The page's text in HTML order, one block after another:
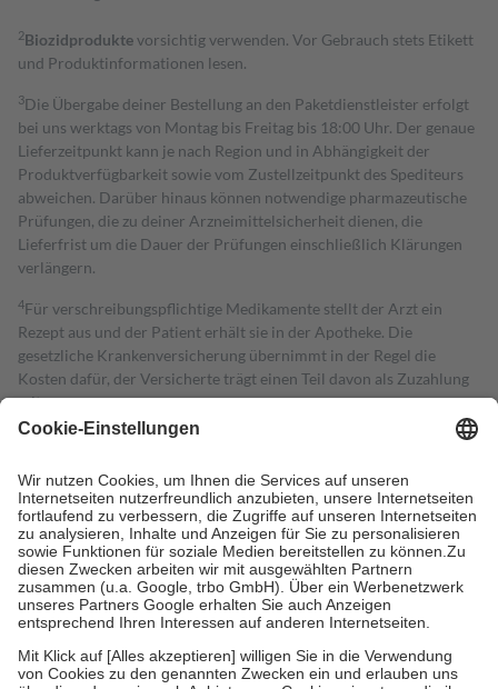
2Biozidproduktevorsichtig verwenden. Vor Gebrauch stets Etikett
und Produktinformationen lesen.
3Die Übergabe deiner Bestellung an den Paketdienstleister erfolgt
bei uns werktags von Montag bis Freitag bis 18:00 Uhr. Der genaue
Lieferzeitpunkt kann je nach Region und in Abhängigkeit der
Produktverfügbarkeit sowie vom Zustellzeitpunkt des Spediteurs
abweichen. Darüber hinaus können notwendige pharmazeutische
Prüfungen, die zu deiner Arzneimittelsicherheit dienen, die
Lieferfrist um die Dauer der Prüfungen einschließlich Klärungen
verlängern.
4Für verschreibungspflichtige Medikamente stellt der Arzt ein
Rezept aus und der Patient erhält sie in der Apotheke. Die
gesetzliche Krankenversicherung übernimmt in der Regel die
Kosten dafür, der Versicherte trägt einen Teil davon als Zuzahlung
mit.
Grundsätzlich leisten Mitglieder Zuzahlungen in Höhe von zehn
höchstens zehn Euro.
Es sind jedoch nie mehr als die tatsächlichen
Kosten der Leistung zu entrichten.
Diese Regeln gelten grundsätzlich auch für Online-Apotheken.
Bei Heilmitteln und häuslicher Krankenpflege beträgt die
Zuzahlung zehn Prozent der Kosten sowie zehn Euro je
Verordnung.
Um das Engagement der Versicherten für ihre eigene Gesundheit zu
stärken und die besondere Stellung der Familie zu unterstützen,
fallenkeine Zuzahlungenan bei:
• Kindern und Jugendlichen bis zum vollendeten 18. Lebensjahr